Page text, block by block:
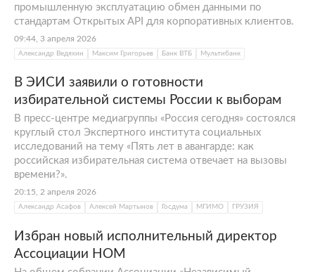
промышленную эксплуатацию обмен данными по
стандартам Открытых API для корпоративных клиентов.
09:44, 3 апреля 2026
Александр Ведяхин Максим Григорьев Банк ВТБ Мультибанк
В ЭИСИ заявили о готовности
избирательной системы России к выборам
В пресс-центре медиагруппы «Россия сегодня» состоялся
круглый стол Экспертного института социальных
исследований на тему «Пять лет в авангарде: как
российская избирательная система отвечает на вызовы
времени?».
20:15, 2 апреля 2026
Александр Асафов Алексей Мартынов Госдума МГИМО ГРУЗИЯ
Избран новый исполнительный директор
Ассоциации НОМ